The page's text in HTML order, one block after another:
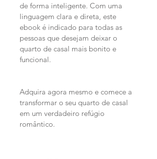
de forma inteligente. Com uma
linguagem clara e direta, este
ebook é indicado para todas as
pessoas que desejam deixar o
quarto de casal mais bonito e
funcional.
Adquira agora mesmo e comece a
transformar o seu quarto de casal
em um verdadeiro refúgio
romântico.